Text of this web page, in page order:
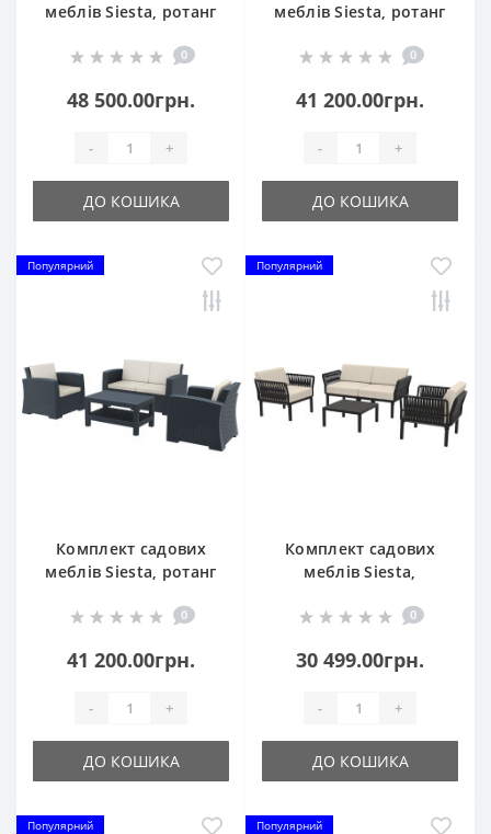
меблів Siesta, ротанг
XL, 836 Dark Grey
0
48 500.00грн.
- +
ДО КОШИКА
меблів Siesta, ротанг
835 Brown
0
41 200.00грн.
- +
ДО КОШИКА
Популярний
Комплект садових
меблів Siesta, ротанг
835 Dark Grey0
41 200.00грн.
- +
ДО КОШИКА
Популярний
Комплект садових
меблів Siesta,
Black
0
30 499.00грн.
- +
ДО КОШИКА
Популярний Популярний